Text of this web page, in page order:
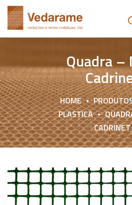
Quadra –
HOME
PLASTICA
CADRINET